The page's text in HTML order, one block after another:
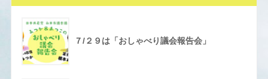
７/２９は「おしゃべり議会報告会」